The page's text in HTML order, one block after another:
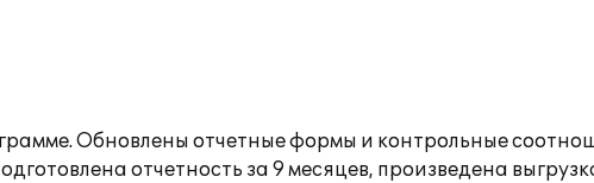
Обновлены отчетные формы и контрольные
отчетность за 9 месяцев, произведена